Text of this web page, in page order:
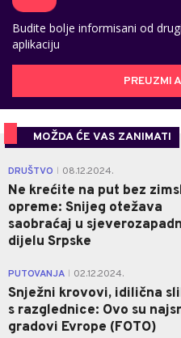
Budite bolje informisani od
aplikaciju
PREUZMI
MOŽDA ĆE VAS ZANIMATI
DRUŠTVO 08.12.2024.
Ne krećite na put bez
opreme: Snijeg otežava
saobraćaj u
dijelu Srpske
PUTOVANJA 02.12.2024.
Snježni krovovi, idilična
s razglednice: Ovo su
gradovi Evrope (FOTO)